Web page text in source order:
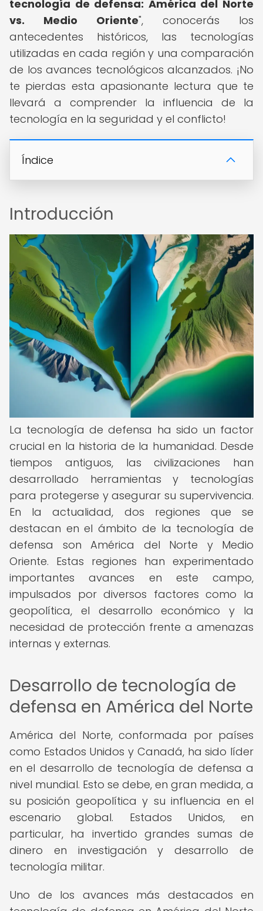
tecnología de defensa: América del Norte
vs. Medio Oriente", conocerás los
antecedentes históricos, las tecnologías
utilizadas en cada región y una comparación
de los avances tecnológicos alcanzados. ¡No
te pierdas esta apasionante lectura que te
llevará a comprender la influencia de la
tecnología en la seguridad y el conflicto!
Índice
Introducción
La tecnología de defensa ha sido un factor
crucial en la historia de la humanidad. Desde
tiempos antiguos, las civilizaciones han
desarrollado herramientas y tecnologías
para protegerse y asegurar su supervivencia.
En la actualidad, dos regiones que se
destacan en el ámbito de la tecnología de
defensa son América del Norte y Medio
Oriente. Estas regiones han experimentado
importantes avances en este campo,
impulsados por diversos factores como la
geopolítica, el desarrollo económico y la
necesidad de protección frente a amenazas
internas y externas.
Desarrollo de tecnología de
defensa en América del Norte
América del Norte, conformada por países
como Estados Unidos y Canadá, ha sido líder
en el desarrollo de tecnología de defensa a
nivel mundial. Esto se debe, en gran medida, a
su posición geopolítica y su influencia en el
escenario global. Estados Unidos, en
particular, ha invertido grandes sumas de
dinero en investigación y desarrollo de
tecnología militar.
Uno de los avances más destacados en